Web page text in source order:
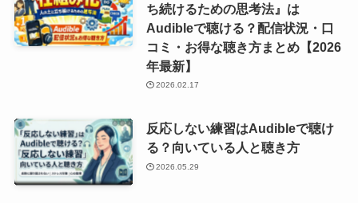
ち続けるための思考法』は
Audibleで聴ける？配信状況・口
コミ・お得な聴き方まとめ【2026
年最新】
2026.02.17
反応しない練習はAudibleで聴け
る？向いている人と聴き方
2026.05.29